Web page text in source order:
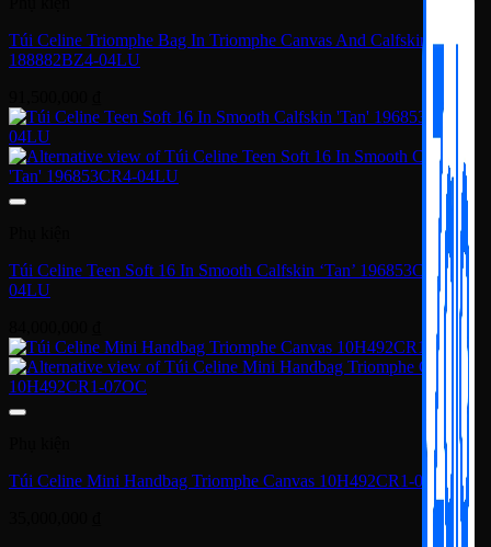
Túi Celine Triomphe Bag In Triomphe Canvas And Calfskin Tan
188882BZ4-04LU
Túi Celine Teen Soft 16 In Smooth Calfskin ‘Tan’ 196853CR4-
04LU
Túi Celine Mini Handbag Triomphe Canvas 10H492CR1-07OC